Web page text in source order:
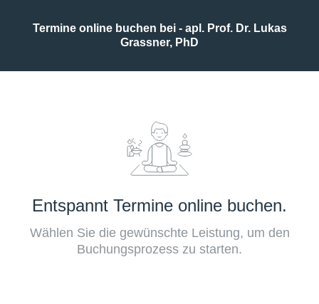
Termine online buchen bei - apl. Prof. Dr. Lukas
Grassner, PhD
Entspannt Termine online buchen.
Wählen Sie die gewünschte Leistung, um den
Buchungsprozess zu starten.